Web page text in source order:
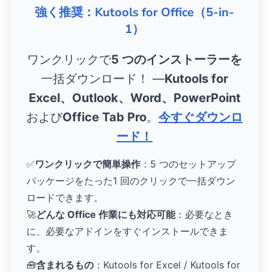
強く推奨：Kutools for Office（5-in-
1）
ワンクリックで5 つのインストーラーを
一括ダウンロード！ ―Kutools for
Excel、Outlook、Word、PowerPoint
およびOffice Tab Pro。 今すぐダウンロ
ード！
✅ワンクリックで簡単操作 ：5 つのセットアップ
パッケージをたった1 回のクリックで一括ダウン
ロードできます。
🚀どんな Office 作業にも対応可能：必要なとき
に、必要なアドインをすぐインストールできま
す。
🧰含まれるもの ：Kutools for Excel / Kutools for